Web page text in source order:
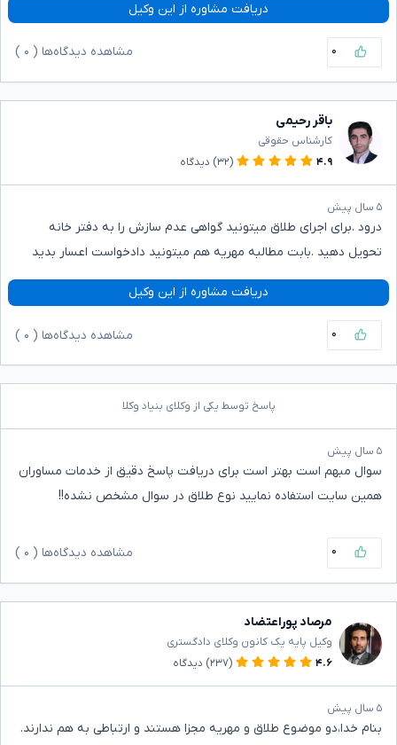
دریافت مشاوره از این وکیل
۰ مشاهده دیدگاه‌ها ( ۰
باقر رحیمی
کارشناس حقوقی
۴.۹
(۳۲) دیدگاه
۵ سال پیش
درود .برای اجرای طلاق میتونید گواهی عدم سازش را به دفتر خانه
تحویل دهید .بابت مطالبه مهریه هم میتونید دادخواست اعسار بدید
دریافت مشاوره از این وکیل
۰ مشاهده دیدگاه‌ها ( ۰
پاسخ توسط یکی از وکلای بنیاد وکلا
۵ سال پیش
سوال مبهم است بهتر است برای دریافت پاسخ دقیق از خدمات مساوران
همین سایت استفاده نمایید نوع طلاق در سوال مشخص نشده!!
۰ مشاهده دیدگاه‌ها ( ۰
مرصاد پوراعتضاد
وکیل پایه یک کانون وکلای دادگستری
۴.۶
(۲۳۷) دیدگاه
۵ سال پیش
بنام خدا،دو موضوع طلاق و مهریه مجزا هستند و ارتباطی به هم ندارند.